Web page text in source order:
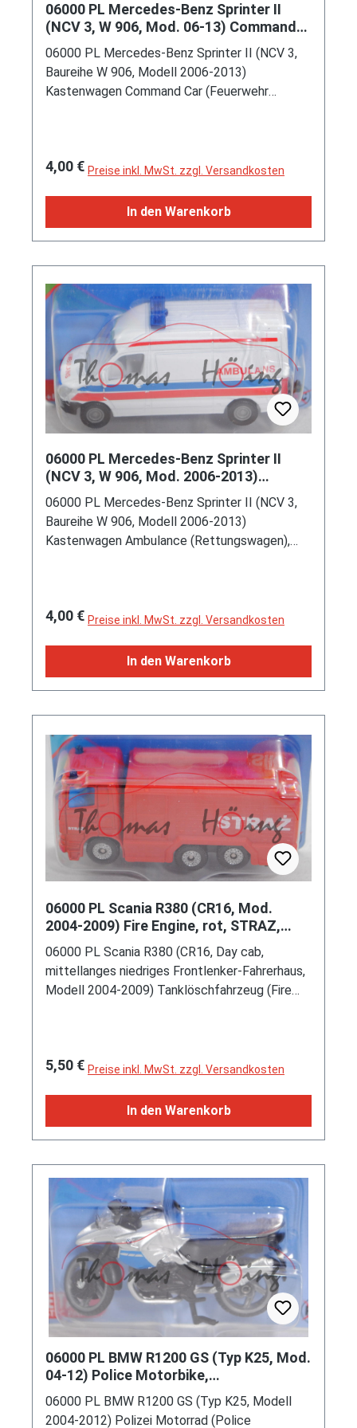
06000 PL Mercedes-Benz Sprinter II
(NCV 3, W 906, Mod. 06-13) Command
Car, rot, STRAZ / C 998, P29e
06000 PL Mercedes-Benz Sprinter II (NCV 3,
Baureihe W 906, Modell 2006-2013)
Kastenwagen Command Car (Feuerwehr
Druck STRAZ in reinweiß auf der Motorhaube,
lackiert, Heckleuchten rot lackiert, Bpr. mit
Adresse, Druck Chargennummer in grau auf dem
Chassis, C9 silbergrau, SIKU SUPER, ca. 1:74,
P29e (Limited Edition / POLAND SPECIAL)
(EAN 4006874908080)
Regulärer Preis:
4,00 € Preise inkl. MwSt. zzgl. Versandkosten
In den Warenkorb
06000 PL Mercedes-Benz Sprinter II
(NCV 3, W 906, Mod. 2006-2013)
Ambulance, weiß, AMBULANS, P29e
06000 PL Mercedes-Benz Sprinter II (NCV 3,
Baureihe W 906, Modell 2006-2013)
Kastenwagen Ambulance (Rettungswagen),
verkehrsrot/hell-verkehrsblaue Streifen mittig
verkehrsrot und hell-verkehrsblauer Streifen
auf der Motorhaube, flache Blaulichtleiste,
Frontscheinwerfer silber lackiert,
Heckleuchten rot lackiert, Bpr. mit Adresse,
Druck Chargennummer in grau auf dem Chassis,
C9 silbergrau, SIKU SUPER, ca. 1:74, P29e
(Limited Edition / POLAND SPECIAL) (EAN
4006874908097)
Regulärer Preis:
4,00 € Preise inkl. MwSt. zzgl. Versandkosten
In den Warenkorb
06000 PL Scania R380 (CR16, Mod.
2004-2009) Fire Engine, rot, STRAZ,
P29e (Limited Edition / POLAND)
06000 PL Scania R380 (CR16, Day cab,
mittellanges niedriges Frontlenker-Fahrerhaus,
Modell 2004-2009) Tanklöschfahrzeug (Fire
auf den Seiten des Aufbaues, Aufbau
Adresse, Druck Chargennummer in grau auf dem
Chassis, C36, SIKU SUPER, ca. 1:89, P29e
(Limited Edition / POLAND SPECIAL) (EAN
4006874910366)
Regulärer Preis:
5,50 € Preise inkl. MwSt. zzgl. Versandkosten
In den Warenkorb
06000 PL BMW R1200 GS (Typ K25, Mod.
04-12) Police Motorbike,
weißalu/schwarz, P29e Limited Edition
06000 PL BMW R1200 GS (Typ K25, Modell
2004-2012) Polizei Motorrad (Police